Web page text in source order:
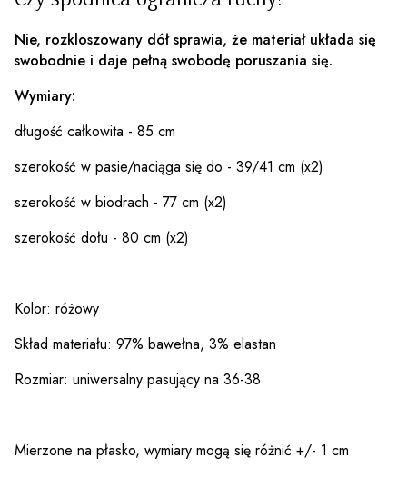
Nie, rozkloszowany dół sprawia, że materiał układa się
swobodnie i daje pełną swobodę poruszania się.
Wymiary:
długość całkowita - 85 cm
szerokość w pasie/naciąga się do - 39/41 cm (x2)
szerokość w biodrach - 77 cm (x2)
szerokość dołu - 80 cm (x2)
Kolor: różowy
Skład materiału: 97% bawełna, 3% elastan
Rozmiar: uniwersalny pasujący na 36-38
Mierzone na płasko, wymiary mogą się różnić +/- 1 cm